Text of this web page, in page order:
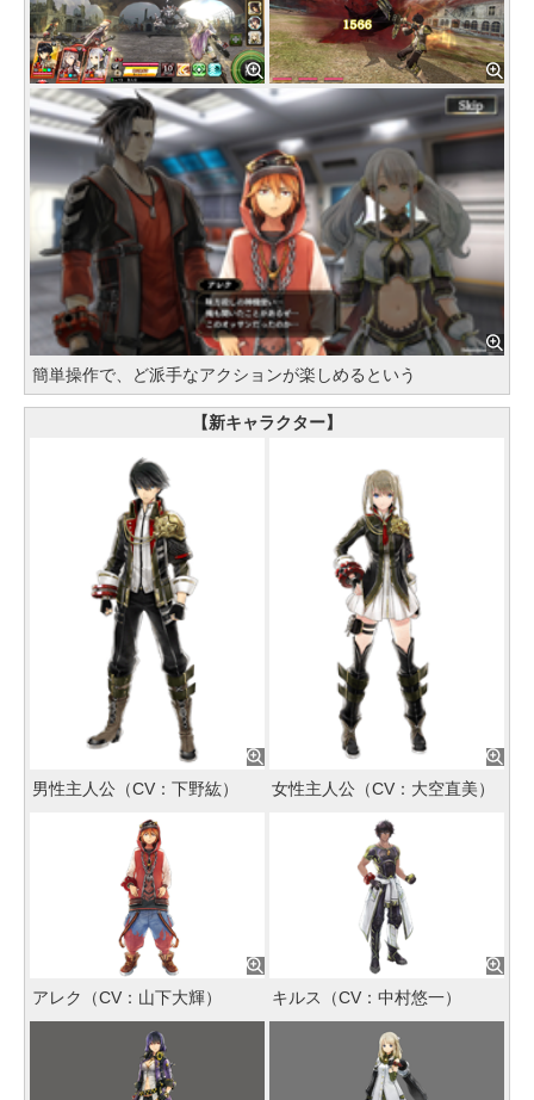
簡単操作で、ど派手なアクションが楽しめるという
【新キャラクター】
男性主人公（CV：下野紘） 女性主人公（CV：大空直美）
アレク（CV：山下大輝） キルス（CV：中村悠一）